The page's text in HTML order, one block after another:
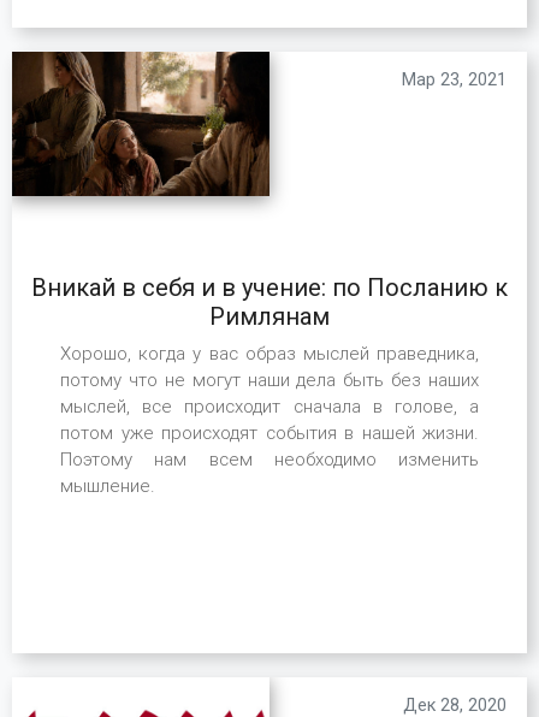
Вникай в себя и в учение: по Посланию к
Римлянам
Хорошо, когда у вас образ мыслей праведника,
потому что не могут наши дела быть без наших
мыслей, все происходит сначала в голове, а
потом уже происходят события в нашей жизни.
Поэтому нам всем необходимо изменить
мышление.
Мар 23, 2021
Дек 28, 2020